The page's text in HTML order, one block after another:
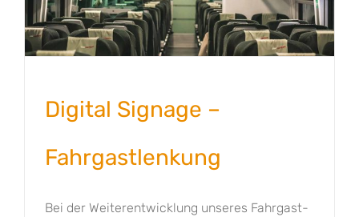
Digital Signage –
Fahrgastlenkung
Bei der Weiterentwicklung unseres Fahrgast-